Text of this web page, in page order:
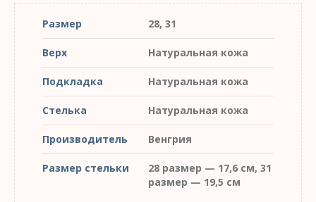
Размер 28, 31
Верх Натуральная кожа
Подкладка Натуральная кожа
Стелька Натуральная кожа
Производитель Венгрия
Размер стельки
28 размер — 17,6 см, 31
размер — 19,5 см